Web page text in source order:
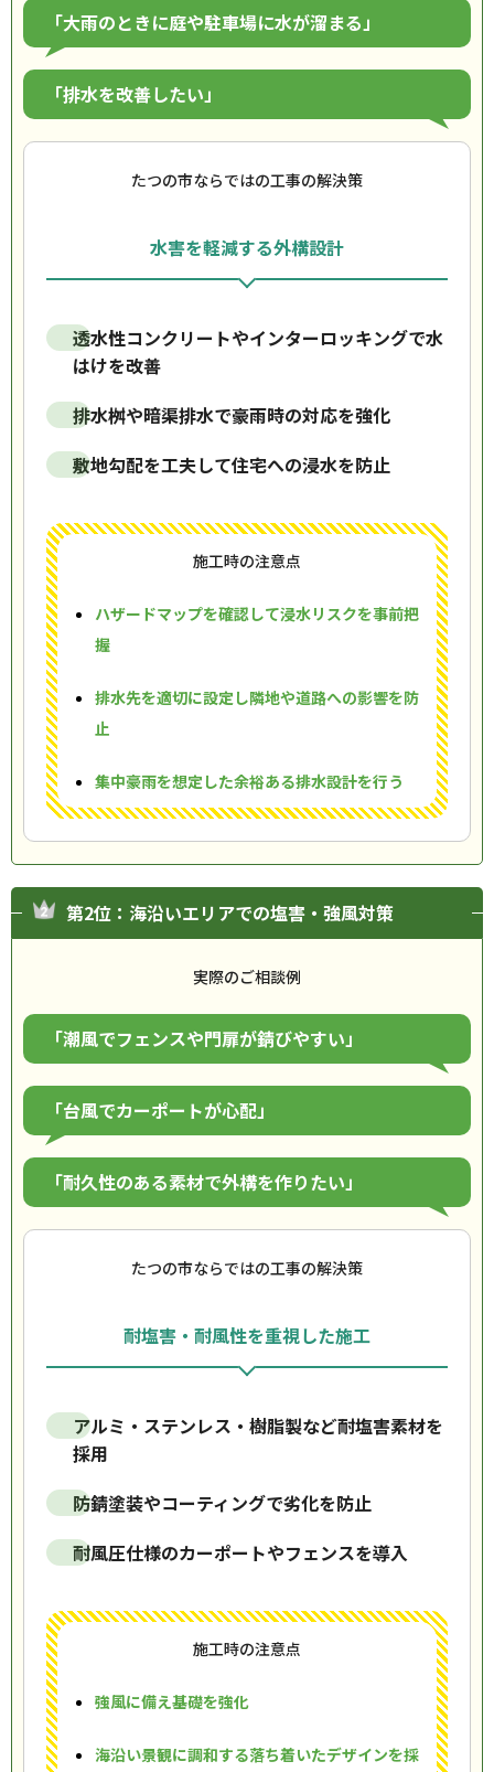
「大雨のときに庭や駐車場に水が溜まる」
「排水を改善したい」
たつの市ならではの工事の解決策
水害を軽減する外構設計
透水性コンクリートやインターロッキングで水
はけを改善
排水桝や暗渠排水で豪雨時の対応を強化
敷地勾配を工夫して住宅への浸水を防止
施工時の注意点
ハザードマップを確認して浸水リスクを事前把
握
排水先を適切に設定し隣地や道路への影響を防
止
集中豪雨を想定した余裕ある排水設計を行う
第2位：海沿いエリアでの塩害・強風対策
実際のご相談例
「潮風でフェンスや門扉が錆びやすい」
「台風でカーポートが心配」
「耐久性のある素材で外構を作りたい」
たつの市ならではの工事の解決策
耐塩害・耐風性を重視した施工
アルミ・ステンレス・樹脂製など耐塩害素材を
採用
防錆塗装やコーティングで劣化を防止
耐風圧仕様のカーポートやフェンスを導入
施工時の注意点
強風に備え基礎を強化
海沿い景観に調和する落ち着いたデザインを採